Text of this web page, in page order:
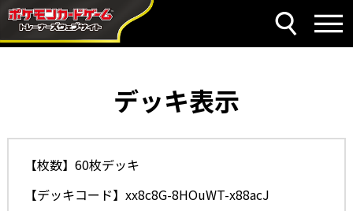
デッキ表示
【枚数】60枚デッキ
【デッキコード】 xx8c8G-8HOuWT-x88acJ